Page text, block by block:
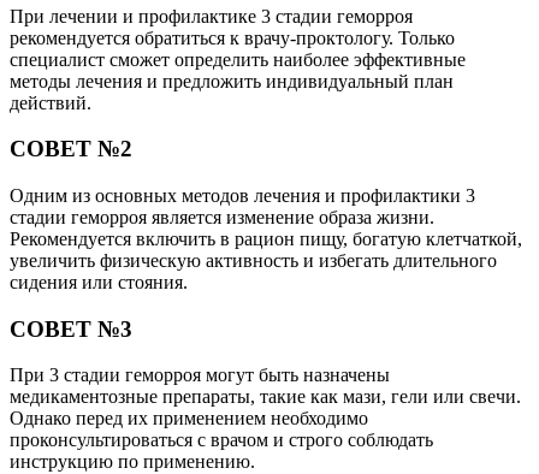
При лечении и профилактике 3 стадии геморроя
рекомендуется обратиться к врачу-проктологу. Только
специалист сможет определить наиболее эффективные
методы лечения и предложить индивидуальный план
действий.
СОВЕТ №2
Одним из основных методов лечения и профилактики 3
стадии геморроя является изменение образа жизни.
Рекомендуется включить в рацион пищу, богатую клетчаткой,
увеличить физическую активность и избегать длительного
сидения или стояния.
СОВЕТ №3
При 3 стадии геморроя могут быть назначены
медикаментозные препараты, такие как мази, гели или свечи.
Однако перед их применением необходимо
проконсультироваться с врачом и строго соблюдать
инструкцию по применению.